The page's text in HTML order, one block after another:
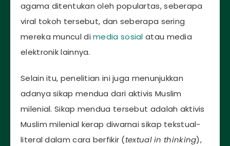
agama ditentukan oleh populartas, seberapa
viral tokoh tersebut, dan seberapa sering
mereka muncul dimedia sosial atau media
elektronik lainnya.
Selain itu, penelitian ini juga menunjukkan
adanya sikap mendua dari aktivis Muslim
milenial. Sikap mendua tersebut adalah aktivis
Muslim milenial kerap diwarnai sikap tekstual-
literal dalam cara berfikir (textual in thinking),